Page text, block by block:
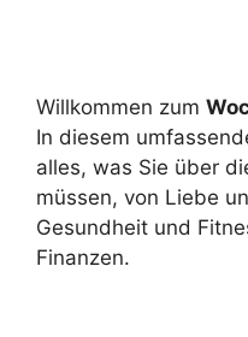
Willkommen zum
In diesem
alles, was Sie über
müssen, von Liebe
Gesundheit und
Finanzen.